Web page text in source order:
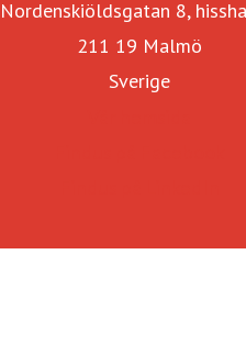
Cocinera, Lutosa,
Nordenskiöldsgatan 8,
211 19 Malmö
Sverige